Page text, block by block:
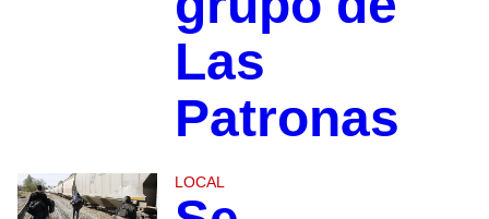
Las
Patronas
LOCAL